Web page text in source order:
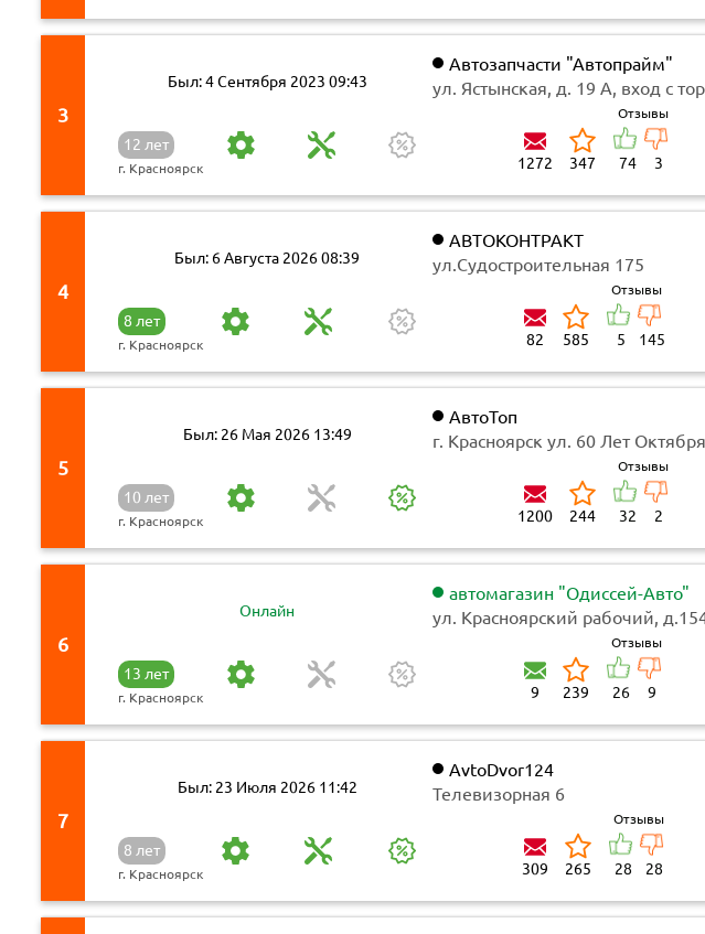
3
Был: 4 Сентября 2023 09:43
12 лет
г. Красноярск
Автозапчасти "Автопрайм"
ул. Ястынская, д. 19 А, вход с
1272 347
Отзывы
74 3
4
Был: 6 Августа 2026 08:39
8 лет
г. Красноярск
АВТОКОНТРАКТ
ул.Судостроительная 175
82 585
Отзывы
5 145
5
Был: 26 Мая 2026 13:49
10 лет
г. Красноярск
АвтоТоп
г. Красноярск ул. 60 Лет
1200 244
Отзывы
32 2
6
Онлайн
13 лет
г. Красноярск
автомагазин "Одиссей-Авто"
ул. Красноярский рабочий,
9 239
Отзывы
26 9
7
Был: 23 Июля 2026 11:42
8 лет
г. Красноярск
AvtoDvor124
Телевизорная 6
309 265
Отзывы
28 28